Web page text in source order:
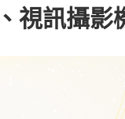
視訊攝影